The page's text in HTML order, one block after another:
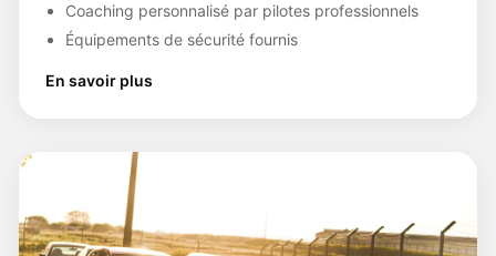
Coaching personnalisé par pilotes professionnels
Équipements de sécurité fournis
En savoir plus